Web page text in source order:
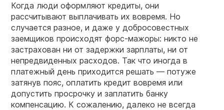
Когда люди оформляют кредиты, они
рассчитывают выплачивать их вовремя. Но
случается разное, и даже у добросовестных
заемщиков происходят форс-мажоры: никто не
застрахован ни от задержки зарплаты, ни от
непредвиденных расходов. Так что иногда в
платежный день приходится решать — потуже
затянув пояс, оплатить кредит вовремя или
допустить просрочку и заплатить банку
компенсацию. К сожалению, далеко не всегда